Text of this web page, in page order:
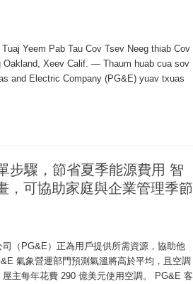
Yeem Pab Tau Cov Tsev Neeg thiab Cov
Oakland, Xeev Calif. — Thaum huab cua sov
and Electric Company (PG&E) yuav txuas
步驟，節省夏季能源費用 智
，可協助家庭與企業管理季節
（PG&E）正為用戶提供所需資源，協助他
氣象營運部門預測氣溫將高於平均，且空調
主每年花費 290 億美元使用空調。 PG&E 客